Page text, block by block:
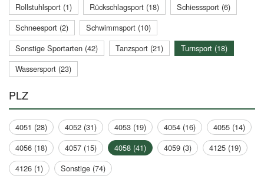
Rollstuhlsport (1)
Rückschlagsport (18)
Schiesssport (6)
Schneesport (2)
Schwimmsport (10)
Sonstige Sportarten (42)
Tanzsport (21)
Turnsport (18)
Wassersport (23)
PLZ
4051 (28) 4052 (31) 4053 (19) 4054 (16)
4055 (14)
4056 (18)
4057 (15) 4058 (41) 4059 (3)
4125 (19)
4126 (1)
Sonstige (74)